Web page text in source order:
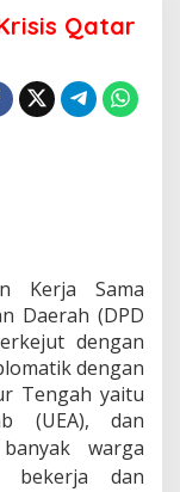
Qatar
Kerja Sama
Daerah (DPD
dengan
dengan
Tengah yaitu
(UEA), dan
warga
bekerja dan